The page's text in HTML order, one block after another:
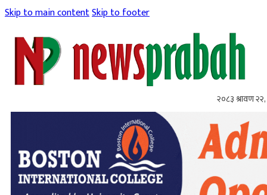
Skip to main contentSkip to footer
२०८३ श्रावण २२,